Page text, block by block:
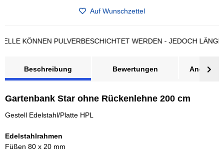
Auf Wunschzettel
PULVERBESCHICHTET WERDEN - JEDOCH LÄNGERE
Beschreibung Bewertungen Angebot
Gartenbank Star ohne Rückenlehne 200 cm
Gestell Edelstahl/Platte HPL
Edelstahlrahmen
Füßen 80 x 20 mm